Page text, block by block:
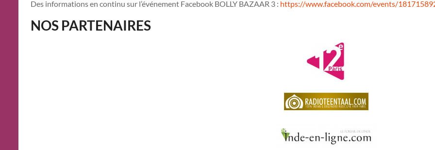
Des informations en continu sur l’événement Facebook BOLLY BAZAAR 3 : https://www.facebook.com/events/
NOS PARTENAIRES